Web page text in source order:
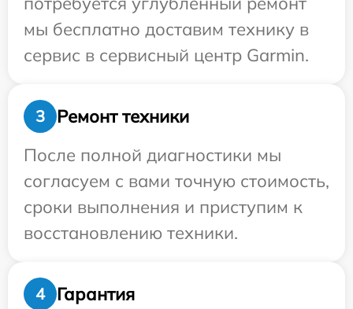
мы бесплатно доставим технику в
сервис в сервисный центр Garmin.
3
Ремонт техники
После полной диагностики мы
согласуем с вами точную стоимость,
сроки выполнения и приступим к
восстановлению техники.
4
Гарантия